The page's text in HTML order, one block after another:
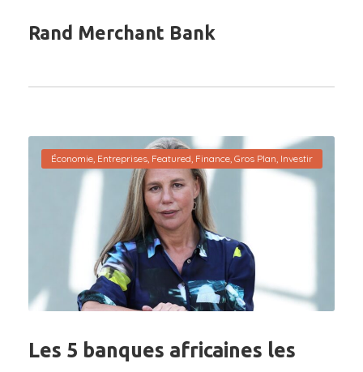
Rand Merchant Bank
Économie, Entreprises, Featured, Finance, Gros Plan, Investir
Les 5 banques africaines les